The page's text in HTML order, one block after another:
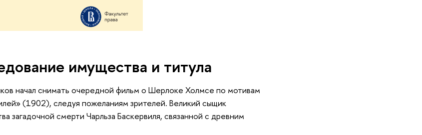
имущества и титула
начал снимать очередной фильм о Шерлоке Холмсе по мотивам
(1902), следуя пожеланиям зрителей. Великий сыщик
загадочной смерти Чарльза Баскервиля, связанной с древним